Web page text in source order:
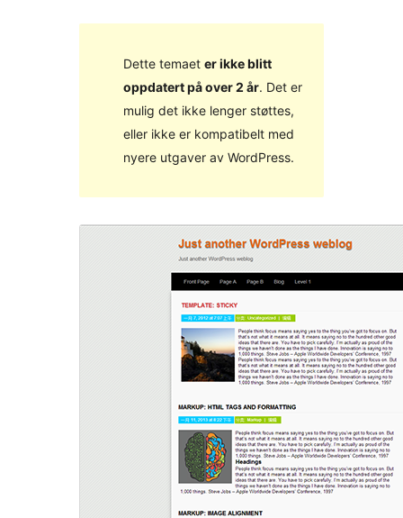
Dette temaet er ikke blitt
oppdatert på over 2 år. Det er
mulig det ikke lenger støttes,
eller ikke er kompatibelt med
nyere utgaver av WordPress.